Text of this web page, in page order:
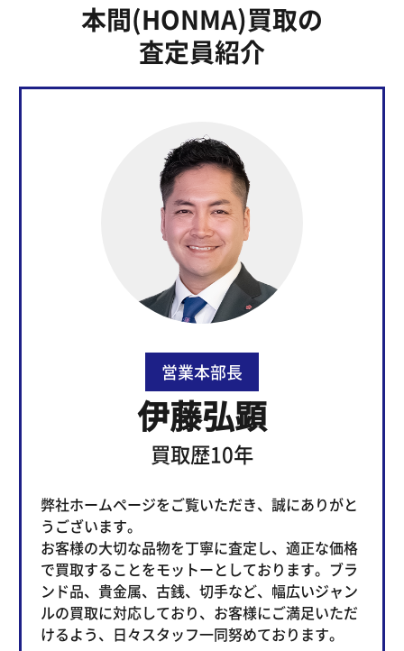
本間(HONMA)買取の
査定員紹介
営業本部長
伊藤弘顕
買取歴10年
弊社ホームページをご覧いただき、誠にありがと
うございます。
お客様の大切な品物を丁寧に査定し、適正な価格
で買取することをモットーとしております。ブラ
ンド品、貴金属、古銭、切手など、幅広いジャン
ルの買取に対応しており、お客様にご満足いただ
けるよう、日々スタッフ一同努めております。